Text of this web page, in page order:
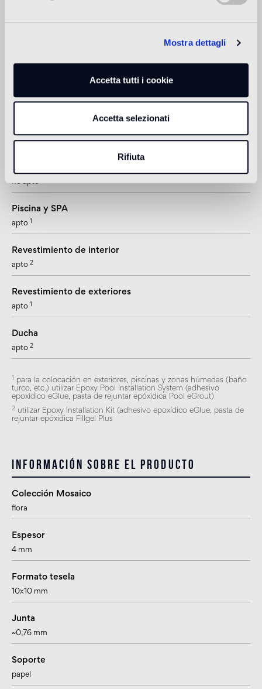
Mostra dettagli
Accetta tutti i cookie
Accetta selezionati
Rifiuta
Uso previsto
suelo de tráfico ligero (ambientes residenciales privados)
no apto
Piscina y SPA
apto
Revestimiento de interior
apto 2
Revestimiento de exteriores
apto
Ducha
apto 2
para la colocación en exteriores, piscinas y zonas húmedas (baño
turco, etc.) utilizar Epoxy Pool Installation System (adhesivo
epoxídico eGlue, pasta de rejuntar epóxidica Pool eGrout)
2
utilizar Epoxy Installation Kit (adhesivo epoxídico eGlue, pasta de
rejuntar epóxidica Fillgel Plus
Información sobre el producto
Colección Mosaico
flora
Espesor
4 mm
Formato tesela
10x10 mm
Junta
~0,76 mm
Soporte
papel